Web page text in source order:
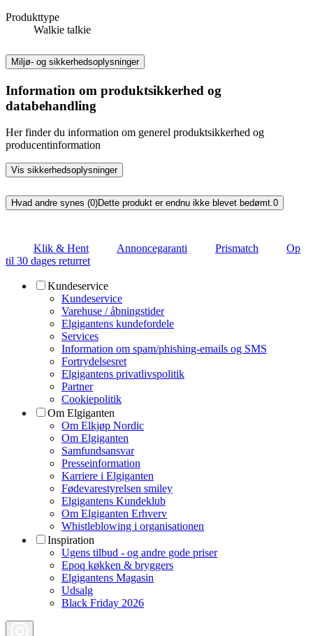
Produkttype
Walkie talkie
Miljø- og sikkerhedsoplysninger
Information om produktsikkerhed og
databehandling
Her finder du information om generel produktsikkerhed og
producentinformation
Vis sikkerhedsoplysninger
Hvad andre synes (0)Dette produkt er endnu ikke blevet bedømt.0
Klik & Hent Annoncegaranti Prismatch
Op
til 30 dages returret
Kundeservice
Kundeservice
Varehuse / åbningstider
Elgigantens kundefordele
Services
Information om spam/phishing-emails og SMS
Fortrydelsesret
Elgigantens privatlivspolitik
Partner
Cookiepolitik
Om Elgiganten
Om Elkjøp Nordic
Om Elgiganten
Samfundsansvar
Presseinformation
Karriere i Elgiganten
Fødevarestyrelsen smiley
Elgigantens Kundeklub
Om Elgiganten Erhverv
Whistleblowing i organisationen
Inspiration
Ugens tilbud - og andre gode priser
Epoq køkken & bryggers
Elgigantens Magasin
Udsalg
Black Friday 2026